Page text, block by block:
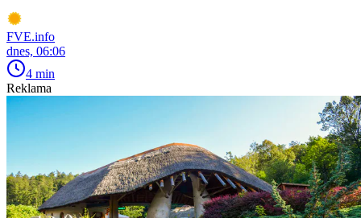
FVE.info
dnes, 06:06
4 min
Reklama